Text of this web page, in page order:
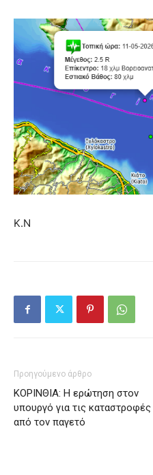
Κ.Ν
Προηγούμενο άρθρο
ΚΟΡΙΝΘΙΑ: Η ερώτηση στον
υπουργό για τις καταστροφές
από τον παγετό